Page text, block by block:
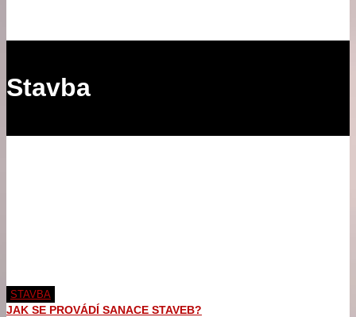
Stavba
STAVBA
JAK SE PROVÁDÍ SANACE STAVEB?